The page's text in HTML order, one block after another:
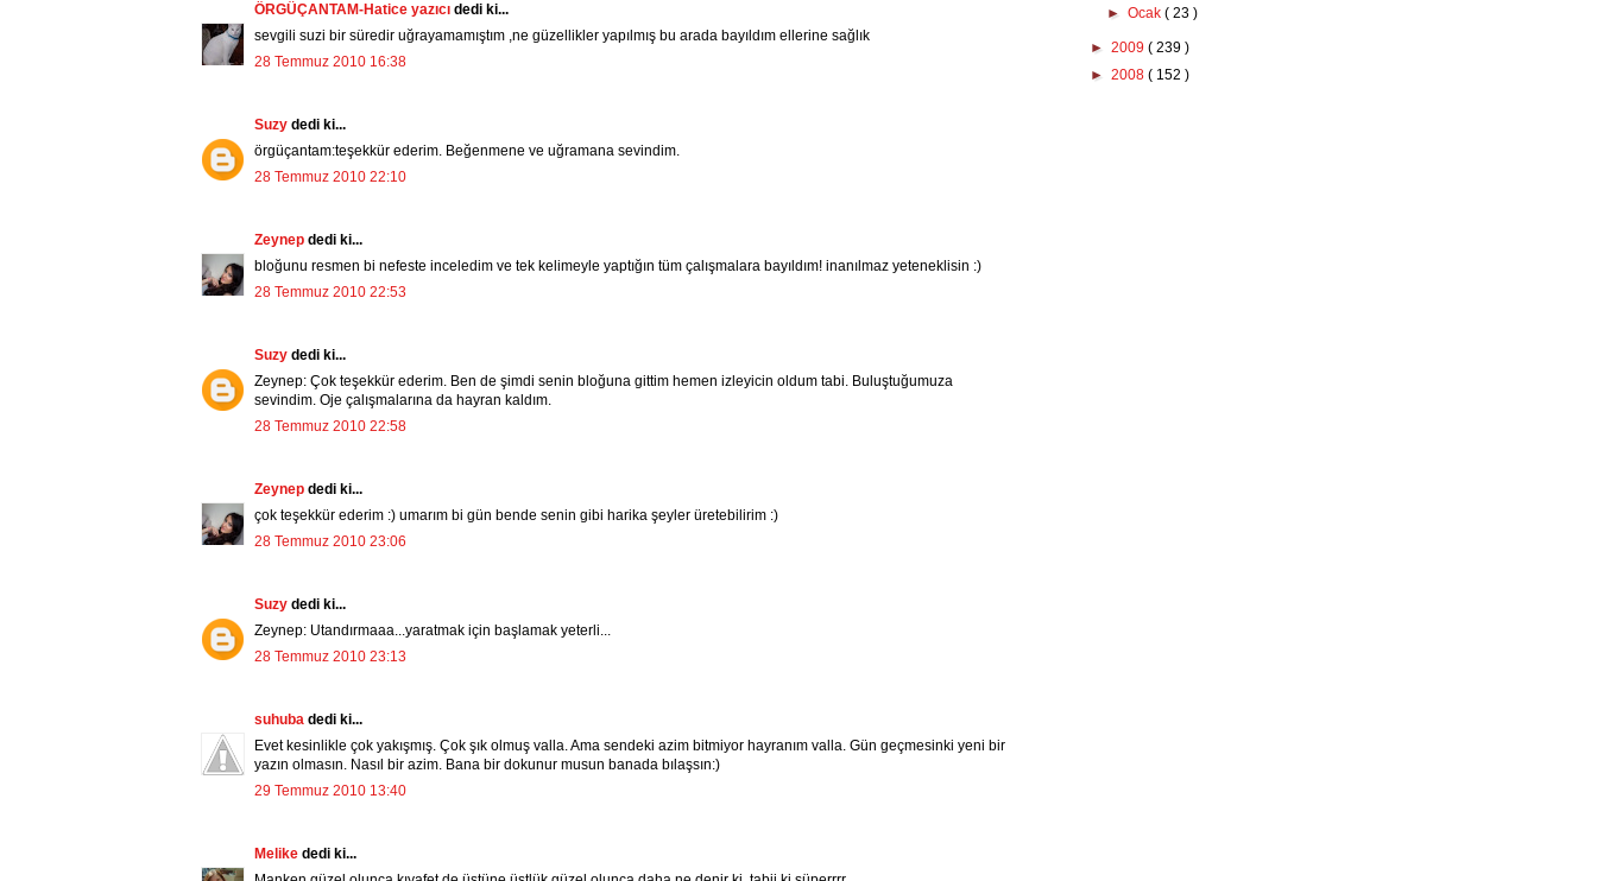
ÖRGÜÇANTAM-Hatice yazıcı dedi ki...
sevgili suzi bir süredir uğrayamamıştım ,ne güzellikler yapılmış bu arada bayıldım ellerine sağlık
28 Temmuz 2010 16:38
Suzy dedi ki...
örgüçantam:teşekkür ederim. Beğenmene ve uğramana sevindim.
28 Temmuz 2010 22:10
Zeynep dedi ki...
bloğunu resmen bi nefeste inceledim ve tek kelimeyle yaptığın tüm çalışmalara bayıldım! inanılmaz yeteneklisin :)
28 Temmuz 2010 22:53
Suzy dedi ki...
Zeynep: Çok teşekkür ederim. Ben de şimdi senin bloğuna gittim hemen izleyicin oldum tabi. Buluştuğumuza
sevindim. Oje çalışmalarına da hayran kaldım.
28 Temmuz 2010 22:58
Zeynep dedi ki...
çok teşekkür ederim :) umarım bi gün bende senin gibi harika şeyler üretebilirim :)
28 Temmuz 2010 23:06
Suzy dedi ki...
Zeynep: Utandırmaaa...yaratmak için başlamak yeterli...
28 Temmuz 2010 23:13
suhuba dedi ki...
Evet kesinlikle çok yakışmış. Çok şık olmuş valla. Ama sendeki azim bitmiyor hayranım valla. Gün geçmesinki yeni bir
yazın olmasın. Nasıl bir azim. Bana bir dokunur musun banada bılaşsın:)
29 Temmuz 2010 13:40
Melike dedi ki...
►Ocak( 23 )
► 2009 ( 239 )
► 2008 ( 152 )